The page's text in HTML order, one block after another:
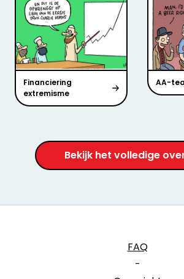
Financiering
extremisme
AA-
Bekijk het volledige
FAQ
-